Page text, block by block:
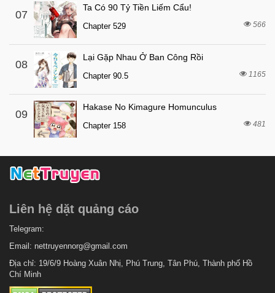
Chapter 299 8 tháng trước
Chapter 298
Chapter 297 8 tháng trước
Chapter 296
Chapter 295
Chapter 294 8 tháng trước
Chapter 293
Chapter 291
Chapter 289 8 tháng trước
Chapter 288
Chapter 287
Chapter 286 8 tháng trước
07
Ta Có 90 Tỷ Tiền Liếm Cẩu!
Chapter 529 566
08
Lại Gặp Nhau Ở Ban Công Rồi
Chapter 90.5 1165
09
Hakase No Kimagure Homunculus
Chapter 158 481
Liên hệ dặt quảng cáo
Telegram:
Email: nettruyennorg@gmail.com
Địa chỉ: 19/6/9 Hoàng Xuân Nhị, Phú Trung, Tân Phú, Thành phố Hồ
Chí Minh